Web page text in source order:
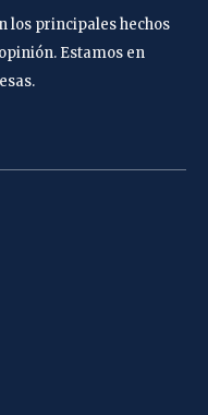
los principales hechos
Estamos en